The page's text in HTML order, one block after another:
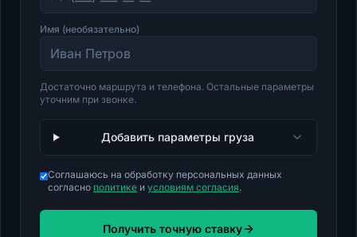
Имя (необязательно)
Достаточно маршрута и телефона. Остальные параметры
уточним при звонке.
Добавить параметры груза
Соглашаюсь на обработку персональных данных
согласно политике и условиям согласия.
Получить точную ставку